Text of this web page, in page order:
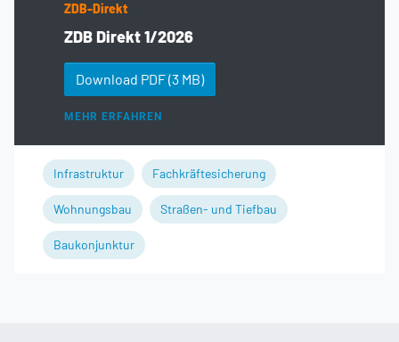
ZDB-Direkt
ZDB Direkt 1/2026
Download PDF(3 MB)
MEHR ERFAHREN
Infrastruktur Fachkräftesicherung
Wohnungsbau Straßen- und Tiefbau
Baukonjunktur